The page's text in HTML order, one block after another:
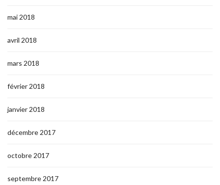
mai 2018
avril 2018
mars 2018
février 2018
janvier 2018
décembre 2017
octobre 2017
septembre 2017